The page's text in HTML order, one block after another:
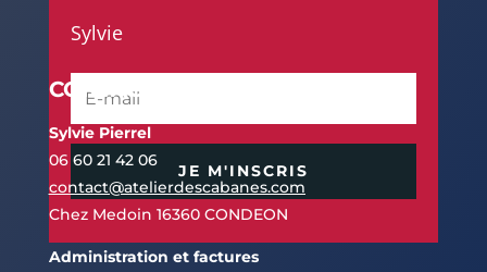
Sylvie
JE M'INSCRIS
CONTACTS
Sylvie Pierrel
06 60 21 42 06
contact@atelierdescabanes.com
Chez Medoin 16360 CONDEON
Administration et factures